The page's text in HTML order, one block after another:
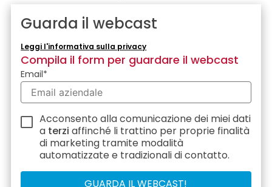
Guarda il webcast
Leggi l'informativa sulla privacy
Compila il form per guardare il webcast
Email*
Acconsento alla comunicazione dei miei dati
a terzi affinché li trattino per proprie finalità
di marketing tramite modalità
automatizzate e tradizionali di contatto.